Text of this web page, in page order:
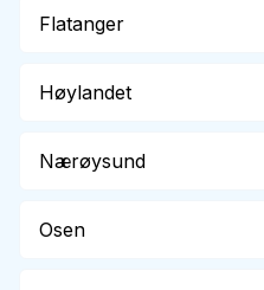
Flatanger
Høylandet
Nærøysund
Osen